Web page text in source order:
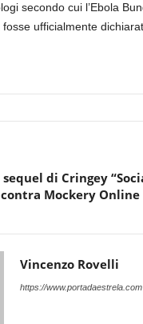
secondo cui l’Ebola
fosse ufficialmente
di Cringey
Mockery Online
Vincenzo Rovelli
https://www.portadaestrela.com